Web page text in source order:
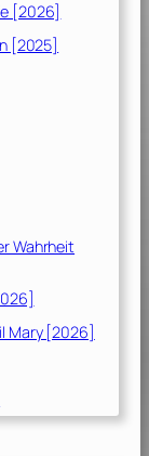
[2026]
[2025]
Wahrheit
Mary [2026]